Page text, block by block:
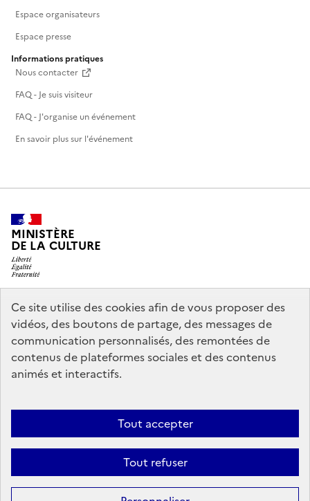
Ce site utilise des cookies afin de vous proposer des
vidéos, des boutons de partage, des messages de
communication personnalisés, des remontées de
contenus de plateformes sociales et des contenus
animés et interactifs.
Tout accepter
Tout refuser
Espace organisateurs
Espace presse
Informations pratiques
Nous contacter
FAQ - Je suis visiteur
FAQ - J'organise un événement
En savoir plus sur l'événement
MINISTÈRE
DE LA CULTURE
legifrance.gouv.fr
info.gouv.fr
service-public.gouv.fr
data.gouv.fr
Nous contacter Mentions légales
Politique générale de protection
Accessibilité : partiellement conforme
d’utilisation des témoins de connexion (cookies)
Sauf mention contraire, tous les contenus de ce site sont sous